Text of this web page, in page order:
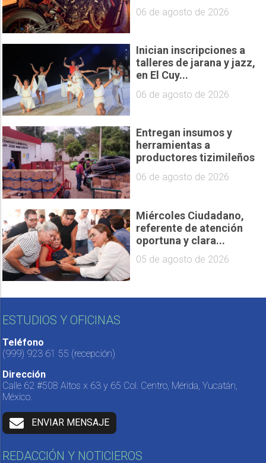
06 de agosto de 2026
Inician inscripciones a
talleres de jarana y jazz,
en El Cuy...
06 de agosto de 2026
Entregan insumos y
herramientas a
productores tizimileños
06 de agosto de 2026
Miércoles Ciudadano,
referente de atención
oportuna y clara...
05 de agosto de 2026
ESTUDIOS Y OFICINAS
Teléfono
(999) 923 61 55 (recepción)
Dirección
Calle 62 #508 Altos x 63 y 65 Col. Centro, Mérida, Yucatán,
México.
ENVIAR MENSAJE
REDACCIÓN Y NOTICIEROS